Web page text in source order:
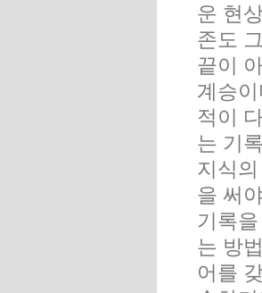
운 현
존도
끝이
계승
적이
는 기
지식
을 써
기록
는 방
어를